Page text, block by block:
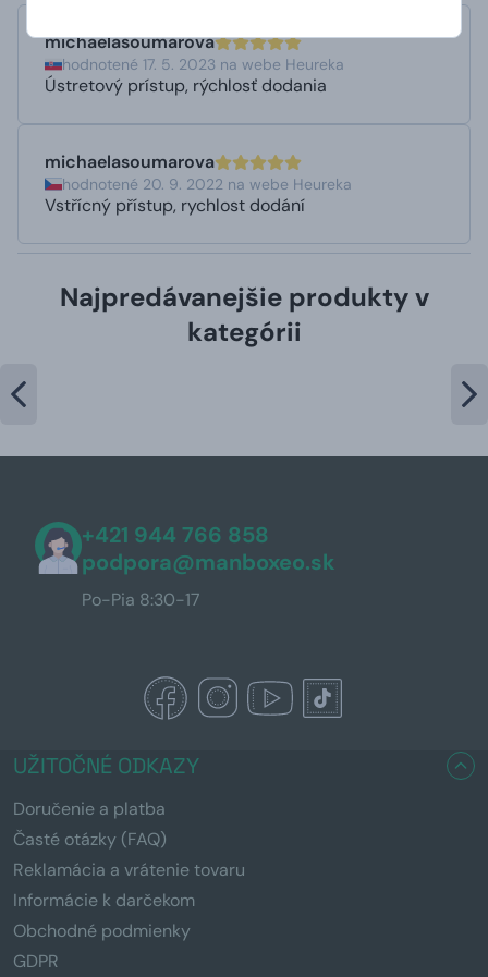
michaelasoumarova
hodnotené 17. 5. 2023 na webe Heureka
Ústretový prístup, rýchlosť dodania
michaelasoumarova
hodnotené 20. 9. 2022 na webe Heureka
Vstřícný přístup, rychlost dodání
Najpredávanejšie produkty v
kategórii
+421 944 766 858
podpora@manboxeo.sk
Po-Pia 8:30-17
UŽITOČNÉ ODKAZY
Doručenie a platba
Časté otázky (FAQ)
Reklamácia a vrátenie tovaru
Informácie k darčekom
Obchodné podmienky
GDPR